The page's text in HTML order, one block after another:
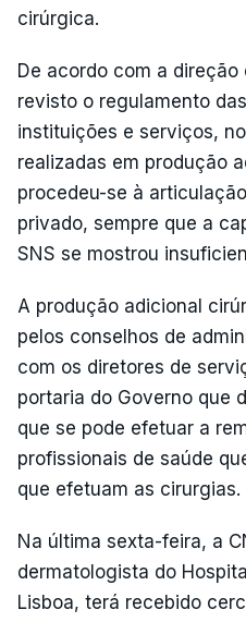
cirúrgica.
De acordo com a
revisto o regulamento
instituições e serviços,
realizadas em produção
procedeu-se à
privado, sempre que a
SNS se mostrou
A produção adicional
pelos conselhos de
com os diretores de
portaria do Governo que
que se pode efetuar a
profissionais de saúde
que efetuam as cirurgias.
Na última sexta-feira, a
dermatologista do
Lisboa, terá recebido